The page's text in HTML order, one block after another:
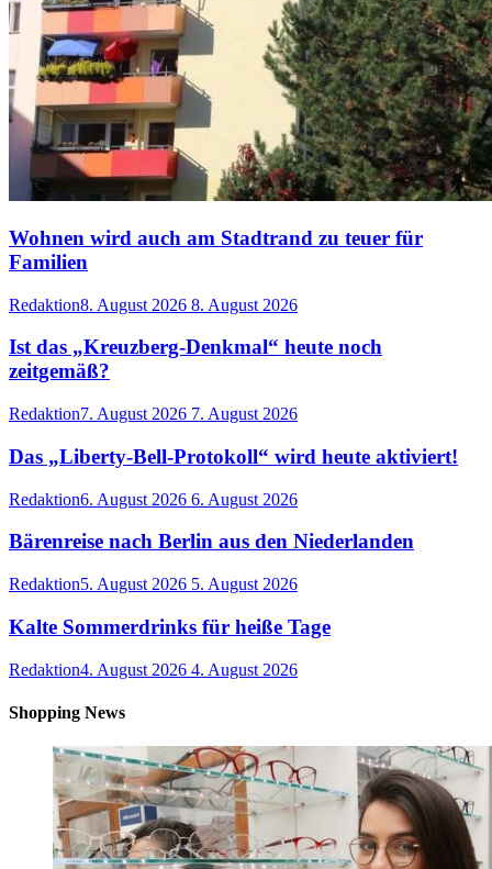
Wohnen wird auch am Stadtrand zu teuer für
Familien
Redaktion8. August 2026 8. August 2026
Ist das „Kreuzberg-Denkmal“ heute noch
zeitgemäß?
Redaktion7. August 2026 7. August 2026
Das „Liberty-Bell-Protokoll“ wird heute aktiviert!
Redaktion6. August 2026 6. August 2026
Bärenreise nach Berlin aus den Niederlanden
Redaktion5. August 2026 5. August 2026
Kalte Sommerdrinks für heiße Tage
Redaktion4. August 2026 4. August 2026
Shopping News